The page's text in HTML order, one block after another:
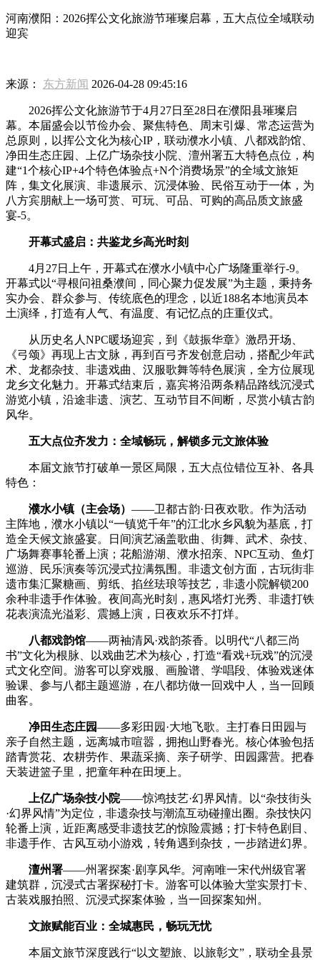
河南濮阳：2026挥公文化旅游节璀璨启幕，五大点位全域联动
迎宾
来源： 东方新闻 2026-04-28 09:45:16
2026挥公文化旅游节于4月27日至28日在濮阳县璀璨启
幕。本届盛会以节俭办会、聚焦特色、周末引爆、常态运营为
总原则，以挥公文化为核心IP，联动濮水小镇、八都戏韵馆、
净田生态庄园、上亿广场杂技小院、澶州署五大特色点位，构
建“1个核心IP+4个特色体验点+N个消费场景”的全域文旅矩
阵，集文化展演、非遗展示、沉浸体验、民俗互动于一体，为
八方宾朋献上一场可赏、可玩、可品、可购的高品质文旅盛
宴-5。
开幕式盛启：共鉴龙乡高光时刻
4月27日上午，开幕式在濮水小镇中心广场隆重举行-9。
开幕式以“寻根问祖桑濮间，同心聚力促发展”为主题，秉持务
实办会、群众参与、传统底色的理念，以近188名本地演员本
土演绎，打造有人气、有温度、有记忆点的庄重仪式。
从历史名人NPC暖场迎宾，到《鼓振华章》激昂开场、
《弓颂》再现上古文脉，再到百弓齐发创意启动，搭配少年武
术、龙都杂技、非遗戏曲、汉服歌舞等特色展演，全方位展现
龙乡文化魅力。开幕式结束后，嘉宾将沿两条精品路线沉浸式
游览小镇，沿途非遗、演艺、互动节目不间断，尽赏小镇古韵
风华。
五大点位齐发力：全域畅玩，解锁多元文旅体验
本届文旅节打破单一景区局限，五大点位错位互补、各具
特色：
濮水小镇（主会场） ——卫都古韵·日夜欢歌。作为活动
主阵地，濮水小镇以“一镇览千年”的江北水乡风貌为基底，打
造全天候文旅盛宴。日间演艺涵盖歌曲、街舞、武术、杂技、
广场舞赛事轮番上演；花船游湖、濮水招亲、NPC互动、鱼灯
巡游、民乐演奏等沉浸式拉满氛围。非遗文创方面，古玩街非
遗市集汇聚糖画、剪纸、掐丝珐琅等技艺，非遗小院解锁200
余种非遗手作体验。夜间高光时刻，惠风塔灯光秀、非遗打铁
花表演流光溢彩、震撼上演，日夜欢乐不打烊。
八都戏韵馆——两袖清风·戏韵茶香。以明代“八都三尚
书”文化为根脉、以戏曲艺术为核心，打造“看戏+玩戏”的沉浸
式文化空间。游客可以穿戏服、画脸谱、学唱段、体验戏迷体
验课、参与八都主题巡游，在八都坊做一回戏中人，当一回顾
曲客。
净田生态庄园——多彩田园·大地飞歌。主打春日田园与
亲子自然主题，远离城市喧嚣，拥抱山野春光。核心体验包括
踏青赏花、农耕劳作、果蔬采摘、亲子研学、田园露营。把春
天装进篮子里，把童年种在田埂上。
上亿广场杂技小院——惊鸿技艺·幻界风情。以“杂技街头
·幻界风情”为定位，非遗杂技与潮流互动碰撞出圈。杂技快闪
轮番上演，近距离感受非遗技艺的惊险震撼；打卡特色剧目、
非遗手作、古风互动小游戏，转角遇到杂技，一步踏进幻界。
澶州署——州署探案·剧享风华。河南唯一宋代州级官署
建筑群，沉浸式古署探秘打卡。游客可以体验大堂实景打卡、
古装戏服拍照、沉浸式探案体验，当一回探案知州。
文旅赋能百业：全城惠民，畅玩无忧
本届文旅节深度践行“以文塑旅、以旅彰文”，联动全县景